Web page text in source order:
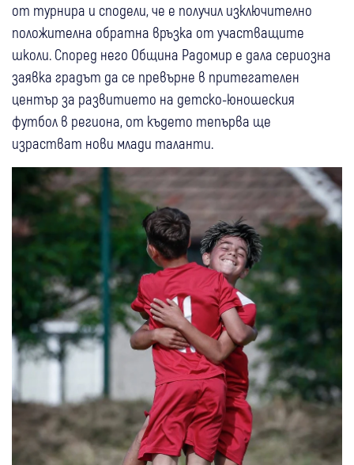
от турнира и сподели, че е получил изключително
положителна обратна връзка от участващите
школи. Според него Община Радомир е дала сериозна
заявка градът да се превърне в притегателен
център за развитието на детско-юношеския
футбол в региона, от където тепърва ще
израстват нови млади таланти.